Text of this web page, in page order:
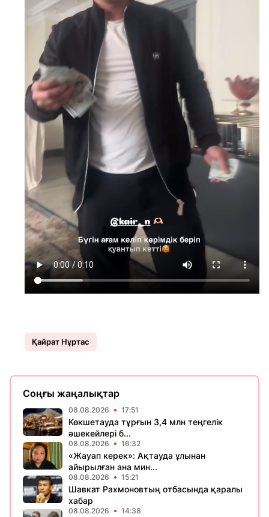
Қайрат Нұртас
Соңғы жаңалықтар
08.08.2026 17:51
Көкшетауда тұрғын 3,4 млн теңгелік
әшекейлері б...
08.08.2026 16:32
«Жауап керек»: Ақтауда ұлынан
айырылған ана мин...
08.08.2026 15:21
Шавкат Рахмоновтың отбасында қаралы
хабар
08.08.2026 14:38